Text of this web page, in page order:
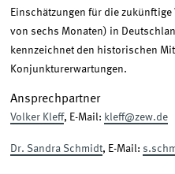
Einschätzungen für die
von sechs Monaten) in
kennzeichnet den historischen
Konjunkturerwartungen.
Ansprechpartner
Volker Kleff, E-Mail: kleff@zew.de
Dr. Sandra Schmidt, E-Mail: